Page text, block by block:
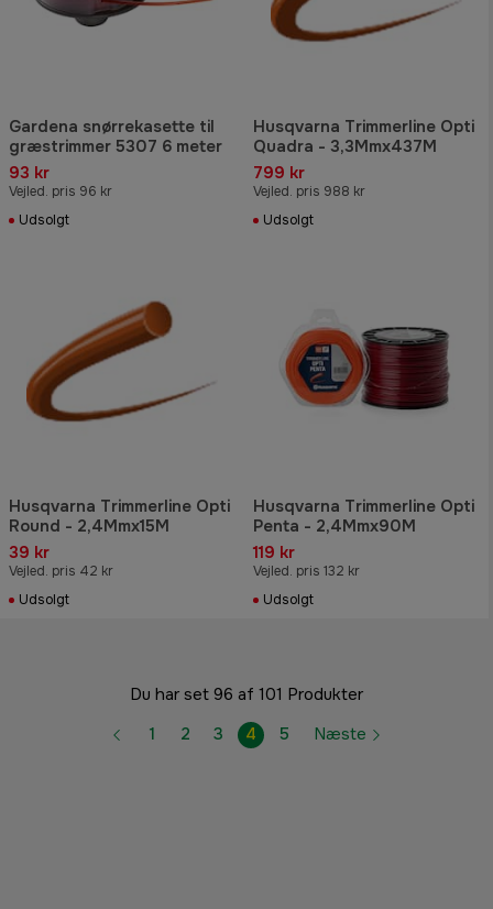
Gardena snørrekasette til
græstrimmer 5307 6 meter
93 kr
Vejled. pris 96 kr
Udsolgt
Husqvarna Trimmerline Opti
Quadra - 3,3Mmx437M
799 kr
Vejled. pris 988 kr
Udsolgt
Husqvarna Trimmerline Opti
Round - 2,4Mmx15M
39 kr
Vejled. pris 42 kr
Udsolgt
Husqvarna Trimmerline Opti
Penta - 2,4Mmx90M
119 kr
Vejled. pris 132 kr
Udsolgt
Du har set 96 af 101 Produkter
1
2 3 4 5 Næste